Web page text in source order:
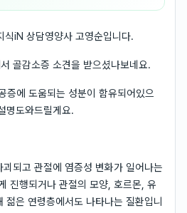
식iN 상담영양사 고영순입니다.
골감소증 소견을 받으셨나보네요.
증에 도움되는 성분이 함유되어있으
명도와드릴게요.
되고 관절에 염증성 변화가 일어나는
진행되거나 관절의 모양, 호르몬, 유
젊은 연령층에서도 나타나는 질환입니